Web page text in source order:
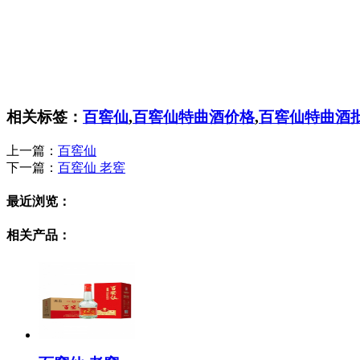
相关标签： 百窖仙,百窖仙特曲酒价格,百窖仙特曲酒
上一篇： 百窖仙
下一篇： 百窖仙 老窖
最近浏览：
相关产品：